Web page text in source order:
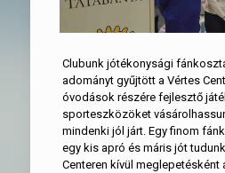
Clubunk jótékonysági
adományt gyűjtött a Vértes
óvodások részére fejlesztő
sporteszközöket
mindenki jól járt. Egy finom
egy kis apró és máris jót
Centeren kívül meglepetésként